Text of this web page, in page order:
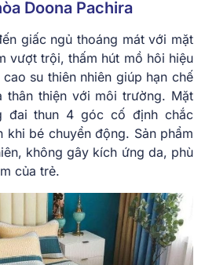
Doona Pachira
giấc ngủ thoáng mát với mặt
vượt trội, thấm hút mồ hôi hiệu
su thiên nhiên giúp hạn chế
thân thiện với môi trường. Mặt
đai thun 4 góc cố định chắc
khi bé chuyển động. Sản phẩm
không gây kích ứng da, phù
của trẻ.